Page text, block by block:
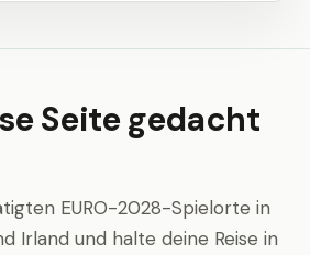
Seite gedacht
EURO-2028-Spielorte in
Irland und halte deine Reise in